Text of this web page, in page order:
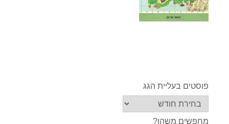
פוסטים בעליית הגג
מחפשים משהו?